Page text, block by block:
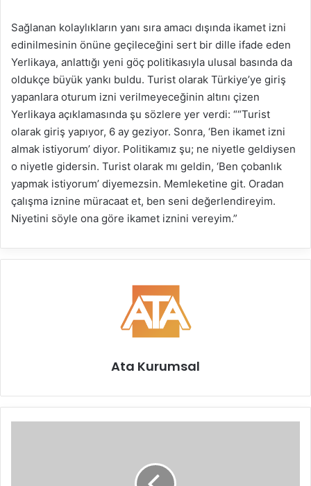
Sağlanan kolaylıkların yanı sıra amacı dışında ikamet izni
edinilmesinin önüne geçileceğini sert bir dille ifade eden
Yerlikaya, anlattığı yeni göç politikasıyla ulusal basında da
oldukçe büyük yankı buldu. Turist olarak Türkiye’ye giriş
yapanlara oturum izni verilmeyeceğinin altını çizen
Yerlikaya açıklamasında şu sözlere yer verdi: ““Turist
olarak giriş yapıyor, 6 ay geziyor. Sonra, ‘Ben ikamet izni
almak istiyorum’ diyor. Politikamız şu; ne niyetle geldiysen
o niyetle gidersin. Turist olarak mı geldin, ‘Ben çobanlık
yapmak istiyorum’ diyemezsin. Memleketine git. Oradan
çalışma iznine müracaat et, ben seni değerlendireyim.
Niyetini söyle ona göre ikamet iznini vereyim.”
Ata Kurumsal